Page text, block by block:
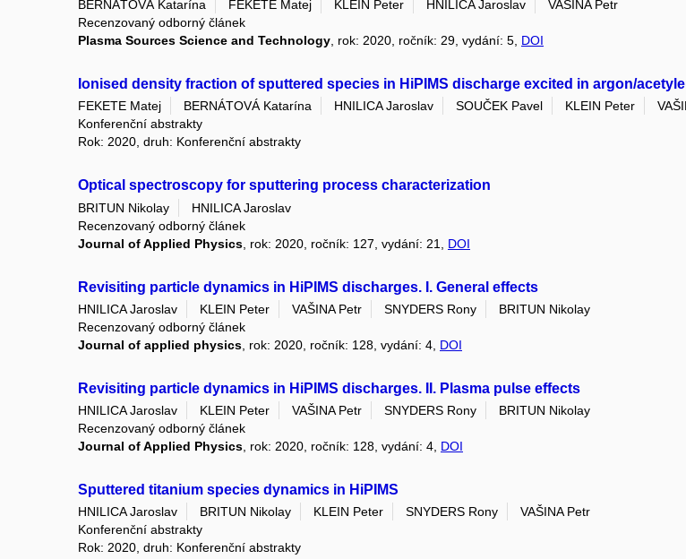
BERNÁTOVÁ Katarína FEKETE Matej KLEIN Peter HNILICA Jaroslav
VAŠINA Petr
Recenzovaný odborný článek
Plasma Sources Science and Technology , rok: 2020, ročník: 29, vydání: 5, DOI
Ionised density fraction of sputtered species in HiPIMS discharge excited in argon/
FEKETE Matej BERNÁTOVÁ Katarína HNILICA Jaroslav SOUČEK Pavel KLEIN Peter
Konferenční abstrakty
Rok: 2020, druh: Konferenční abstrakty
Optical spectroscopy for sputtering process characterization
BRITUN Nikolay
HNILICA Jaroslav
Recenzovaný odborný článek
Journal of Applied Physics , rok: 2020, ročník: 127, vydání: 21, DOI
Revisiting particle dynamics in HiPIMS discharges. I. General effects
HNILICA Jaroslav KLEIN Peter VAŠINA Petr SNYDERS Rony
BRITUN Nikolay
Recenzovaný odborný článek
Journal of applied physics , rok: 2020, ročník: 128, vydání: 4, DOI
Revisiting particle dynamics in HiPIMS discharges. II. Plasma pulse effects
HNILICA Jaroslav KLEIN Peter VAŠINA Petr SNYDERS Rony
BRITUN Nikolay
Recenzovaný odborný článek
Journal of Applied Physics , rok: 2020, ročník: 128, vydání: 4, DOI
Sputtered titanium species dynamics in HiPIMS
HNILICA Jaroslav BRITUN Nikolay KLEIN Peter SNYDERS Rony
VAŠINA Petr
Konferenční abstrakty
Rok: 2020, druh: Konferenční abstrakty